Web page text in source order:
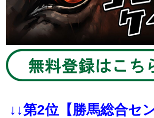
↓↓第2位【勝馬総合セ